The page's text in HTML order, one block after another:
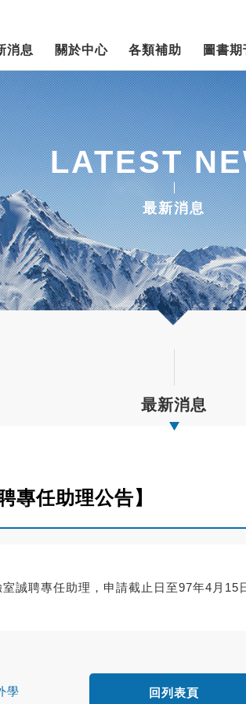
消息 關於中心 各類補助 圖書期
LATEST
最新消息
最新消息
專任助理公告】
誠聘專任助理，申請截止日至97年4月15
學 回列表頁